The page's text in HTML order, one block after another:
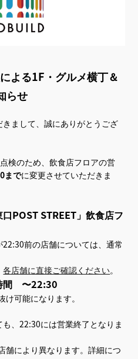
よる1F・グルメ横丁＆
らせ
まして、誠にありがとうござ
検のため、飲食店フロアの営
までに変更させていただきま
POST STREET」飲食店フ
前の店舗については、通常
各店舗に直接ご確認ください。
間 〜22:30
可能になります。
、22:30には営業終了となりま
により異なります。詳細につ